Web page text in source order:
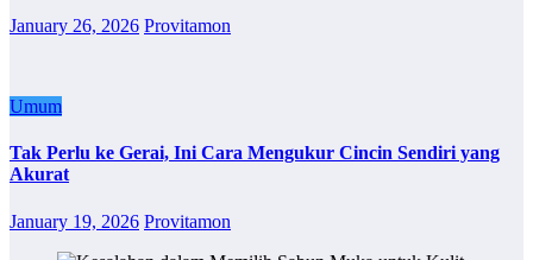
January 26, 2026 Provitamon
Umum
Tak Perlu ke Gerai, Ini Cara Mengukur Cincin Sendiri yang
Akurat
January 19, 2026 Provitamon